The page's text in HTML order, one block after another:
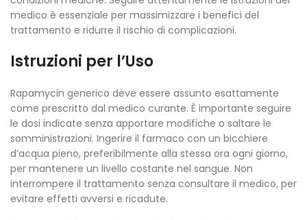
medico è essenziale per massimizzare i benefici del
trattamento e ridurre il rischio di complicazioni.
Istruzioni per l’Uso
Rapamycin generico deve essere assunto esattamente
come prescritto dal medico curante. È importante seguire
le dosi indicate senza apportare modifiche o saltare le
somministrazioni. Ingerire il farmaco con un bicchiere
d’acqua pieno, preferibilmente alla stessa ora ogni giorno,
per mantenere un livello costante nel sangue. Non
interrompere il trattamento senza consultare il medico, per
evitare effetti avversi e ricadute.